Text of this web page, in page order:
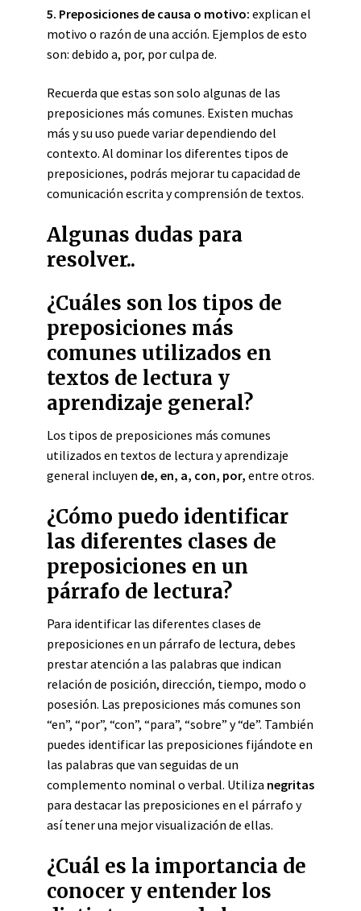
5. Preposiciones de causa o motivo: explican el
motivo o razón de una acción. Ejemplos de esto
son: debido a, por, por culpa de.
Recuerda que estas son solo algunas de las
preposiciones más comunes. Existen muchas
más y su uso puede variar dependiendo del
contexto. Al dominar los diferentes tipos de
preposiciones, podrás mejorar tu capacidad de
comunicación escrita y comprensión de textos.
Algunas dudas para
resolver..
¿Cuáles son los tipos de
preposiciones más
comunes utilizados en
textos de lectura y
aprendizaje general?
Los tipos de preposiciones más comunes
utilizados en textos de lectura y aprendizaje
general incluyen de, en, a, con, por, entre otros.
¿Cómo puedo identificar
las diferentes clases de
preposiciones en un
párrafo de lectura?
Para identificar las diferentes clases de
preposiciones en un párrafo de lectura, debes
prestar atención a las palabras que indican
relación de posición, dirección, tiempo, modo o
posesión. Las preposiciones más comunes son
“en”, “por”, “con”, “para”, “sobre” y “de”. También
puedes identificar las preposiciones fijándote en
las palabras que van seguidas de un
complemento nominal o verbal. Utiliza negritas
para destacar las preposiciones en el párrafo y
así tener una mejor visualización de ellas.
¿Cuál es la importancia de
conocer y entender los